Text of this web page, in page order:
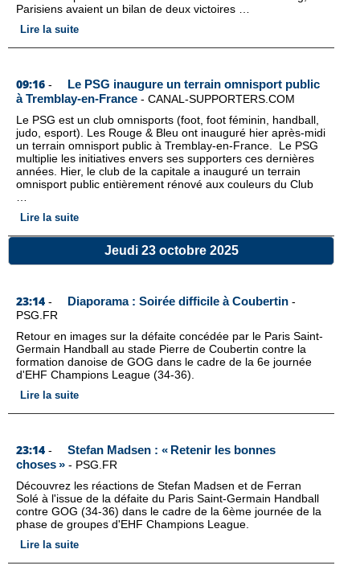
Parisiens avaient un bilan de deux victoires …
Lire la suite
09:16 -
Le PSG inaugure un terrain omnisport public
à Tremblay-en-France - CANAL-SUPPORTERS.COM
Le PSG est un club omnisports (foot, foot féminin, handball,
judo, esport). Les Rouge & Bleu ont inauguré hier après-midi
un terrain omnisport public à Tremblay-en-France. Le PSG
multiplie les initiatives envers ses supporters ces dernières
années. Hier, le club de la capitale a inauguré un terrain
omnisport public entièrement rénové aux couleurs du Club
Lire la suite
Jeudi 23 octobre 2025
23:14 - Diaporama : Soirée difficile à Coubertin -
PSG.FR
Retour en images sur la défaite concédée par le Paris Saint-
Germain Handball au stade Pierre de Coubertin contre la
formation danoise de GOG dans le cadre de la 6e journée
d'EHF Champions League (34-36).
Lire la suite
23:14 -
Stefan Madsen : « Retenir les bonnes
choses » - PSG.FR
Découvrez les réactions de Stefan Madsen et de Ferran
Solé à l'issue de la défaite du Paris Saint-Germain Handball
contre GOG (34-36) dans le cadre de la 6ème journée de la
phase de groupes d'EHF Champions League.
Lire la suite